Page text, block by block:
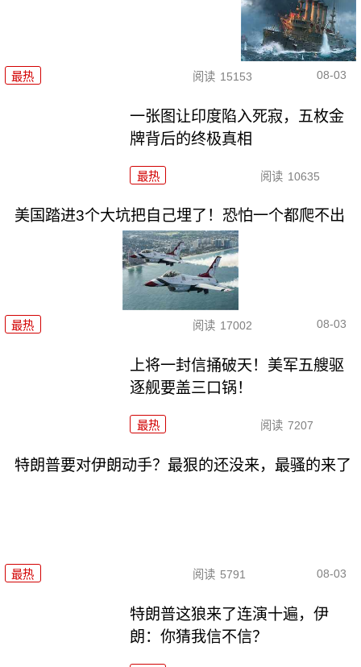
最热 阅读 15153 08-03
一张图让印度陷入死寂，五枚金
牌背后的终极真相
最热 阅读 10635
美国踏进3个大坑把自己埋了！恐怕一个都爬不出
最热 阅读 17002 08-03
上将一封信捅破天！美军五艘驱
逐舰要盖三口锅！
最热 阅读 7207
特朗普要对伊朗动手？最狠的还没来，最骚的来了
最热 阅读 5791 08-03
特朗普这狼来了连演十遍，伊
朗：你猜我信不信？